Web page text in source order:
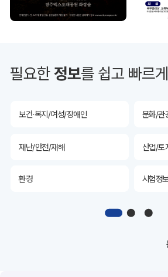
필요한정보를 쉽고 빠르
투자유치 공공데
산림 해양/수산
보건·복지/여성/장애인 문화/관
재난/안전/재해 산업/토
환경 시험정
디지털
공공데